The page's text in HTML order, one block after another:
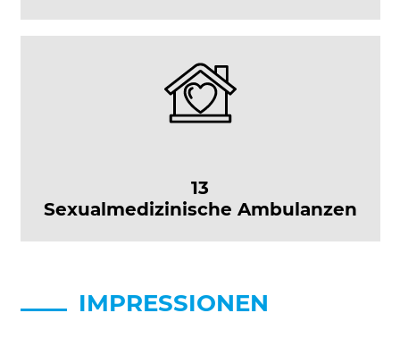
13
Sexualmedizinische Ambulanzen
IMPRESSIONEN